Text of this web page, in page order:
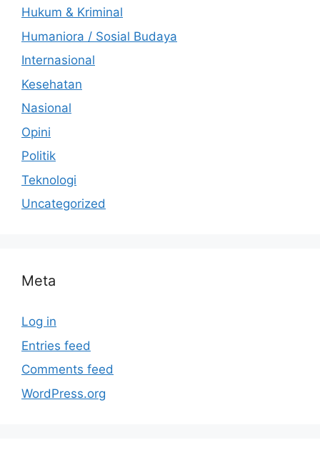
Hukum & Kriminal
Humaniora / Sosial Budaya
Internasional
Kesehatan
Nasional
Opini
Politik
Teknologi
Uncategorized
Meta
Log in
Entries feed
Comments feed
WordPress.org